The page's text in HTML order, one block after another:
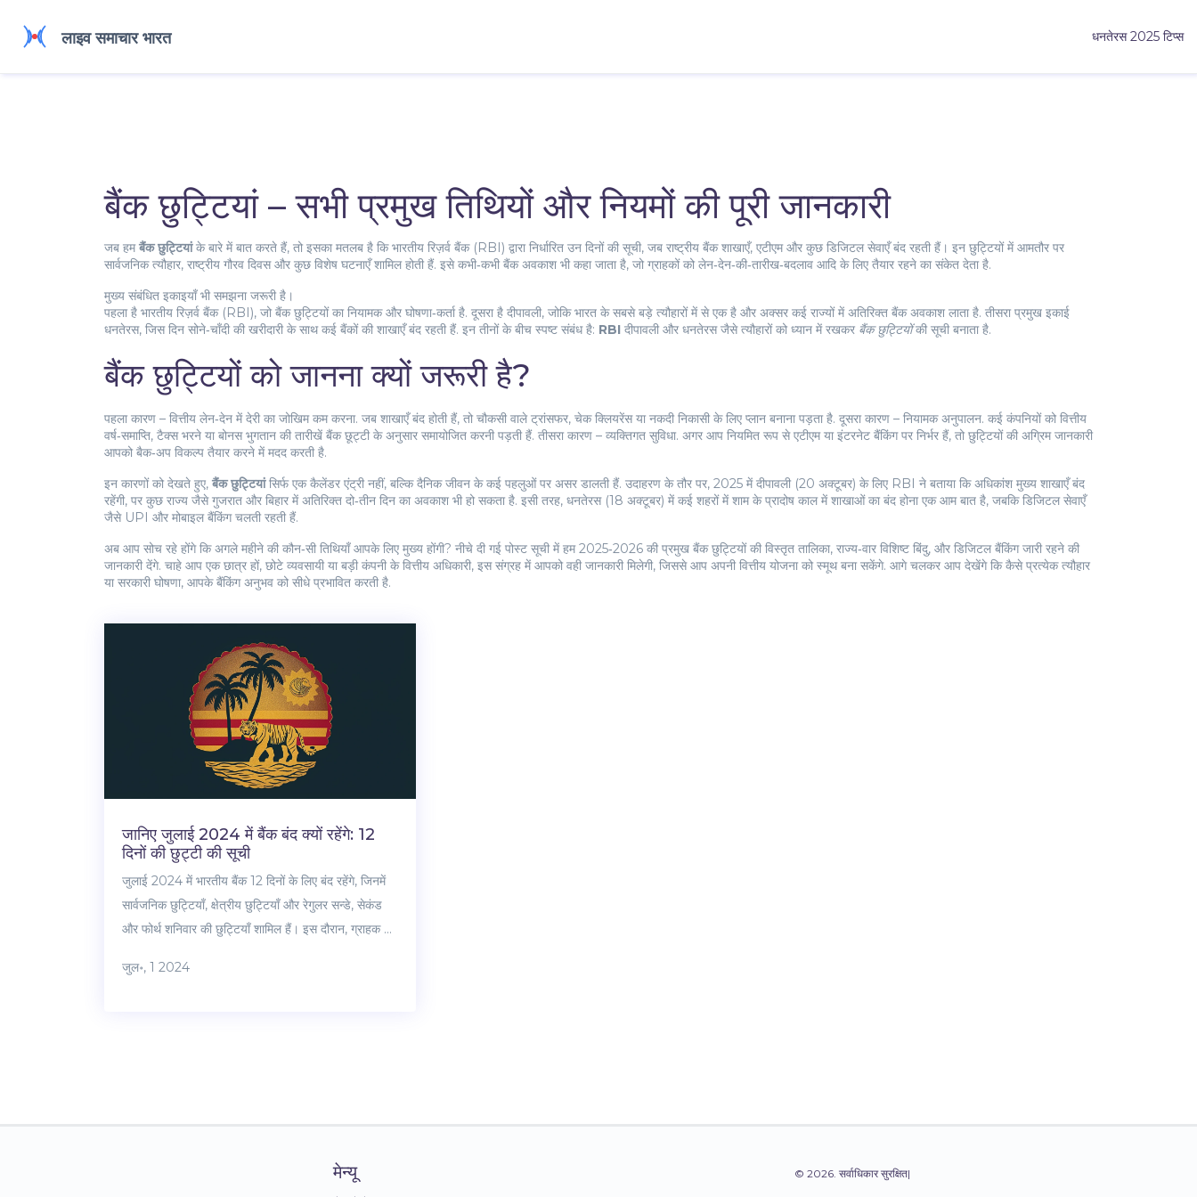
धनतेरस 2025 टिप्स
बैंक छुट्टियां – सभी प्रमुख तिथियों और नियमों की पूरी जानकारी
जब हमबैंक छुट्टियांके बारे में बात करते हैं, तो इसका मतलब है कि भारतीय रिज़र्व बैंक (RBI) द्वारा निर्धारित उन दिनों की सूची, जब राष्ट्रीय बैंक शाखाएँ, एटीएम और कुछ डिजिटल सेवाएँ बंद रहती हैं। इन छुट्टियों में आमतौर पर
सार्वजनिक त्यौहार, राष्ट्रीय गौरव दिवस और कुछ विशेष घटनाएँ शामिल होती हैं. इसे कभी‑कभी बैंक अवकाश भी कहा जाता है, जो ग्राहकों को लेन‑देन‑की‑तारीख‑बदलाव आदि के लिए तैयार रहने का संकेत देता है.
मुख्य संबंधित इकाइयाँ भी समझना जरूरी है।
पहला है भारतीय रिज़र्व बैंक (RBI), जो बैंक छुट्टियों का नियामक और घोषणा‑कर्ता है. दूसरा है दीपावली, जोकि भारत के सबसे बड़े त्यौहारों में से एक है और अक्सर कई राज्यों में अतिरिक्त बैंक अवकाश लाता है. तीसरा प्रमुख इकाई
धनतेरस, जिस दिन सोने‑चाँदी की खरीदारी के साथ कई बैंकों की शाखाएँ बंद रहती हैं. इन तीनों के बीच स्पष्ट संबंध है: RBI दीपावली और धनतेरस जैसे त्यौहारों को ध्यान में रखकर बैंक छुट्टियोंकी सूची बनाता है.
बैंक छुट्टियों को जानना क्यों जरूरी है?
पहला कारण – वित्तीय लेन‑देन में देरी का जोखिम कम करना. जब शाखाएँ बंद होती हैं, तो चौकसी वाले ट्रांसफर, चेक क्लियरेंस या नकदी निकासी के लिए प्लान बनाना पड़ता है. दूसरा कारण – नियामक अनुपालन. कई कंपनियों को वित्तीय
वर्ष‑समाप्ति, टैक्स भरने या बोनस भुगतान की तारीखें बैंक छूट्टी के अनुसार समायोजित करनी पड़ती हैं. तीसरा कारण – व्यक्तिगत सुविधा. अगर आप नियमित रूप से एटीएम या इंटरनेट बैंकिंग पर निर्भर हैं, तो छुट्टियों की अग्रिम जानकारी
आपको बैक‑अप विकल्प तैयार करने में मदद करती है.
इन कारणों को देखते हुए, बैंक छुट्टियांसिर्फ एक कैलेंडर एंट्री नहीं, बल्कि दैनिक जीवन के कई पहलुओं पर असर डालती हैं. उदाहरण के तौर पर, 2025 में दीपावली (20 अक्टूबर) के लिए RBI ने बताया कि अधिकांश मुख्य शाखाएँ बंद
रहेंगी, पर कुछ राज्य जैसे गुजरात और बिहार में अतिरिक्त दो‑तीन दिन का अवकाश भी हो सकता है. इसी तरह, धनतेरस (18 अक्टूबर) में कई शहरों में शाम के प्रादोष काल में शाखाओं का बंद होना एक आम बात है, जबकि डिजिटल सेवाएँ
जैसे UPI और मोबाइल बैंकिंग चलती रहती हैं.
अब आप सोच रहे होंगे कि अगले महीने की कौन‑सी तिथियाँ आपके लिए मुख्य होंगी? नीचे दी गई पोस्ट सूची में हम 2025‑2026 की प्रमुख बैंक छुट्टियों की विस्तृत तालिका, राज्य‑वार विशिष्ट बिंदु, और डिजिटल बैंकिंग जारी रहने की
जानकारी देंगे. चाहे आप एक छात्र हों, छोटे व्यवसायी या बड़ी कंपनी के वित्तीय अधिकारी, इस संग्रह में आपको वही जानकारी मिलेगी, जिससे आप अपनी वित्तीय योजना को स्मूथ बना सकेंगे. आगे चलकर आप देखेंगे कि कैसे प्रत्येक त्यौहार
या सरकारी घोषणा, आपके बैंकिंग अनुभव को सीधे प्रभावित करती है.
जानिए जुलाई 2024 में बैंक बंद क्यों रहेंगे: 12
दिनों की छुट्टी की सूची
जुलाई 2024 में भारतीय बैंक 12 दिनों के लिए बंद रहेंगे, जिनमें
सार्वजनिक छुट्टियाँ, क्षेत्रीय छुट्टियाँ और रेगुलर सन्डे, सेकंड
और फोर्थ शनिवार की छुट्टियाँ शामिल हैं। इस दौरान, ग्राहक नेट
सेवाओं का उपयोग कर सकते हैं। जून में बैंकों की 10 दिनों की
जुल॰, 1 2024
मेन्यू © 2026. सर्वाधिकार सुरक्षित|